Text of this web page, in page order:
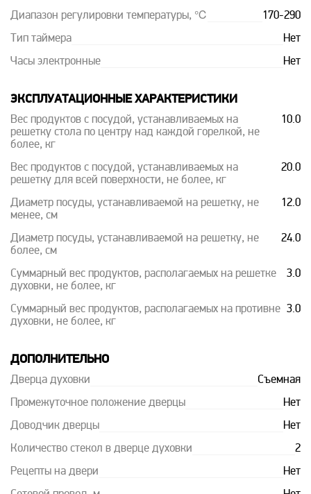
Диапазон регулировки температуры, ℃ 170-290
Тип таймера Нет
Часы электронные Нет
ЭКСПЛУАТАЦИОННЫЕ ХАРАКТЕРИСТИКИ
Вес продуктов с посудой, устанавливаемых на
решетку стола по центру над каждой горелкой, не
более, кг
10.0
Вес продуктов с посудой, устанавливаемых на
решетку для всей поверхности, не более, кг
20.0
Диаметр посуды, устанавливаемой на решетку, не
менее, см
12.0
Диаметр посуды, устанавливаемой на решетку, не
более, см
24.0
Суммарный вес продуктов, располагаемых на решетке
духовки, не более, кг
3.0
Суммарный вес продуктов, располагаемых на противне
духовки, не более, кг
3.0
ДОПОЛНИТЕЛЬНО
Дверца духовки Съемная
Промежуточное положение дверцы Нет
Доводчик дверцы Нет
Количество стекол в дверце духовки 2
Рецепты на двери Нет